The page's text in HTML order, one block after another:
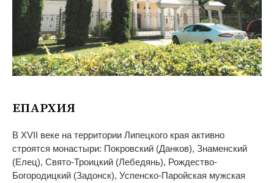
ЕПАРХИЯ
В XVII веке на территории Липецкого края активно
строятся монастыри: Покровский (Данков), Знаменский
(Елец), Свято-Троицкий (Лебедянь), Рождество-
Богородицкий (Задонск), Успенско-Паройская мужская